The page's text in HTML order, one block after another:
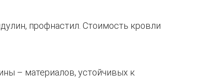
профнастил. Стоимость кровли
– материалов, устойчивых к